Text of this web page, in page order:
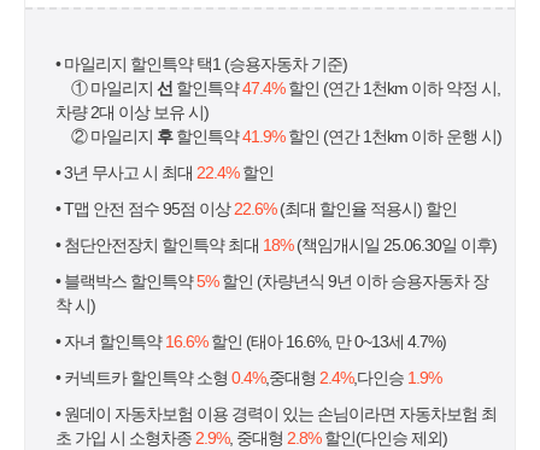
• 마일리지 할인특약 택1 (승용자동차 기준)
① 마일리지 선 할인특약47.4%할인 (연간 1천km 이하 약정 시,
차량 2대 이상 보유 시)
② 마일리지 후할인특약41.9%할인 (연간 1천km 이하 운행 시)
• 3년 무사고 시 최대 22.4%할인
• T맵 안전 점수 95점 이상22.6%(최대 할인율 적용시) 할인
• 첨단안전장치 할인특약 최대 18%(책임개시일 25.06.30일 이후)
• 블랙박스 할인특약5%할인 (차량년식 9년 이하 승용자동차 장
착 시)
• 자녀 할인특약16.6%할인 (태아 16.6%, 만 0~13세 4.7%)
• 커넥트카 할인특약 소형 0.4%,중대형 2.4%,다인승 1.9%
• 원데이 자동차보험 이용 경력이 있는 손님이라면 자동차보험 최
초 가입 시 소형차종 2.9%, 중대형 2.8%할인(다인승 제외)